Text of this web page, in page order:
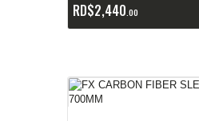
RD$2,440 00